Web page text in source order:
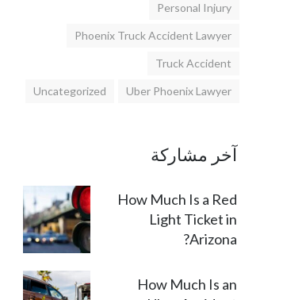
Personal Injury
Phoenix Truck Accident Lawyer
Truck Accident
Uber Phoenix Lawyer
Uncategorized
آخر مشاركة
How Much Is a Red
Light Ticket in
Arizona?
How Much Is an